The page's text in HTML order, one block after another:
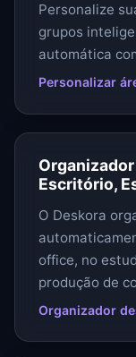
Personalize
grupos
automática
Personalizar
Escritório,
O Deskora
office, no
produção de
Organizador